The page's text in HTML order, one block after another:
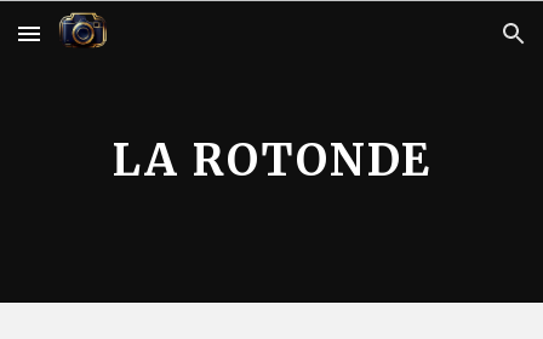
Skip to main content Skip to navigation
LA ROTONDE